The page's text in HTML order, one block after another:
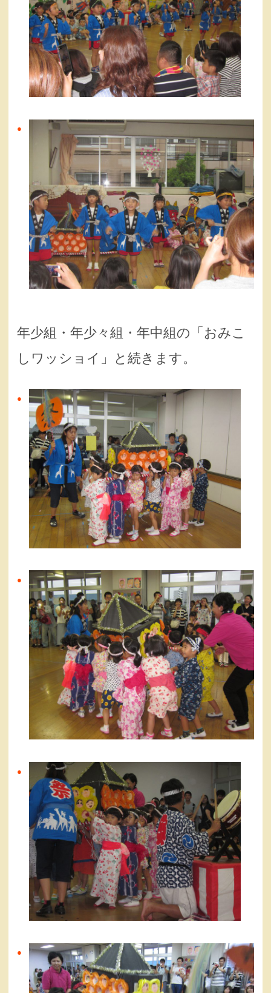
年少組・年少々組・年中組の「おみこ
しワッショイ」と続きます。